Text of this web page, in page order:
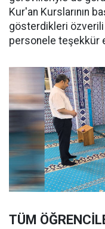
Kur'an Kurslarının
gösterdikleri özverili
personele teşekkür
TÜM